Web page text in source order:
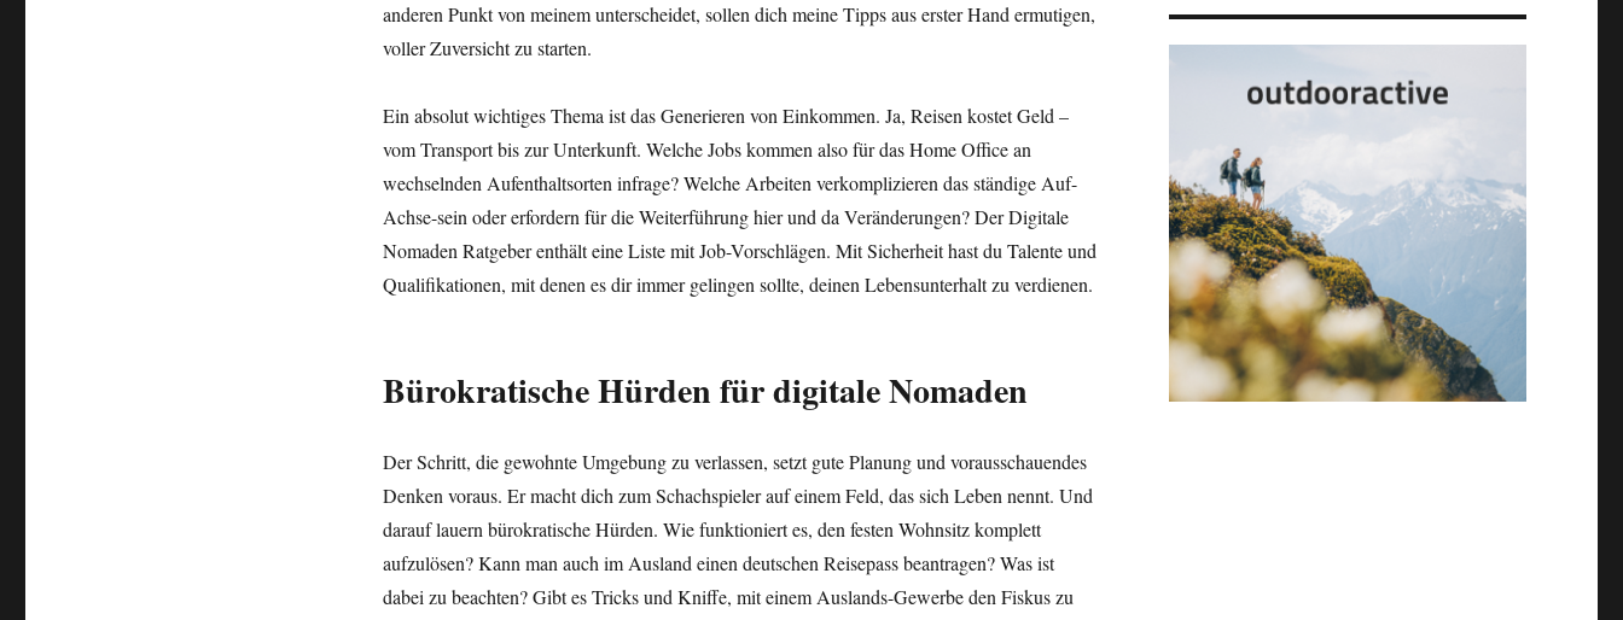
anderen Punkt von meinem unterscheidet, sollen dich meine Tipps aus erster Hand ermutigen,
voller Zuversicht zu starten.
Ein absolut wichtiges Thema ist das Generieren von Einkommen. Ja, Reisen kostet Geld –
vom Transport bis zur Unterkunft. Welche Jobs kommen also für das Home Office an
wechselnden Aufenthaltsorten infrage? Welche Arbeiten verkomplizieren das ständige Auf-
Achse-sein oder erfordern für die Weiterführung hier und da Veränderungen? Der Digitale
Nomaden Ratgeber enthält eine Liste mit Job-Vorschlägen. Mit Sicherheit hast du Talente und
Qualifikationen, mit denen es dir immer gelingen sollte, deinen Lebensunterhalt zu verdienen.
Bürokratische Hürden für digitale Nomaden
Der Schritt, die gewohnte Umgebung zu verlassen, setzt gute Planung und vorausschauendes
Denken voraus. Er macht dich zum Schachspieler auf einem Feld, das sich Leben nennt. Und
darauf lauern bürokratische Hürden. Wie funktioniert es, den festen Wohnsitz komplett
aufzulösen? Kann man auch im Ausland einen deutschen Reisepass beantragen? Was ist
dabei zu beachten? Gibt es Tricks und Kniffe, mit einem Auslands-Gewerbe den Fiskus zu